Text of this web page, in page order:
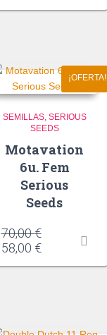
¡OFERTA!
SEMILLAS SERIOUS
SEEDS
Motavation
6u. Fem
Serious
Seeds
70,00€
58,00 €